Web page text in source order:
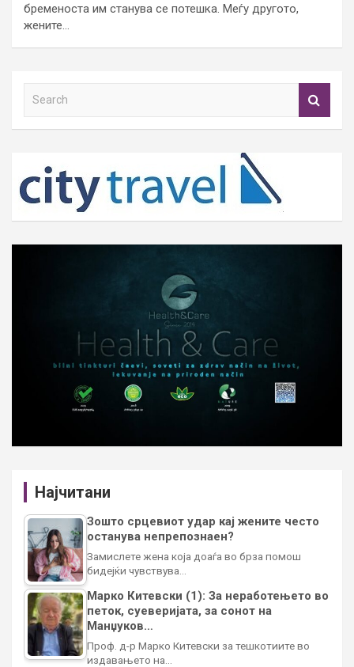
бременоста им станува се потешка. Меѓу другото,
жените…
h
Најчитани
Зошто срцевиот удар кај жените често
останува непрепознаен?
Замислете жена која доаѓа во брза помош
бидејќи чувствува…
Марко Китевски (1): За неработењето во
петок, суеверијата, за сонот на
Манџуков…
Проф. д-р Марко Китевски за тешкотиите во
издавањето на…